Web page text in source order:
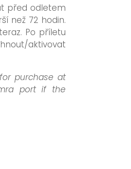
před odletem
než 72 hodin.
Po příletu
aktivovat
purchase at
port if the